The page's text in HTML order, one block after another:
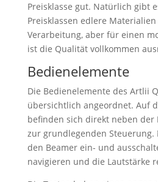
Preisklasse gut. Natürlich gibt
Preisklassen edlere
Verarbeitung, aber für einen
ist die Qualität vollkommen
Bedienelemente
Die Bedienelemente des Artlii
übersichtlich angeordnet. Auf
befinden sich direkt neben der
zur grundlegenden
den Beamer ein- und
navigieren und die Lautstärke